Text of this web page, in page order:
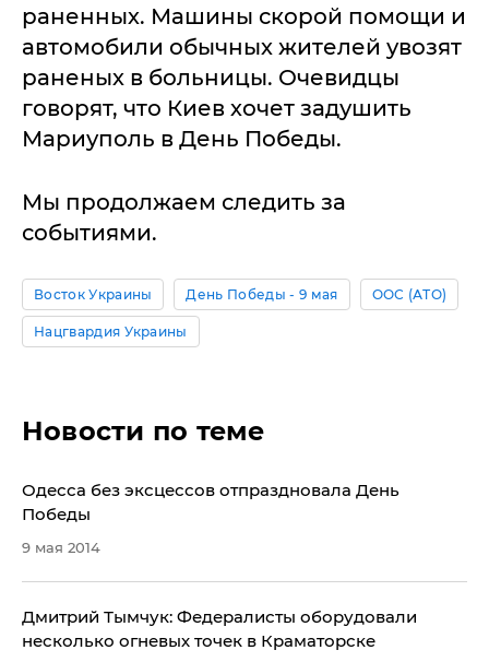
раненных. Машины скорой помощи и
автомобили обычных жителей увозят
раненых в больницы. Очевидцы
говорят, что Киев хочет задушить
Мариуполь в День Победы.
Мы продолжаем следить за
событиями.
Восток Украины День Победы - 9 мая ООС (АТО)
Нацгвардия Украины
Новости по теме
Одесса без эксцессов отпраздновала День
Победы
9 мая 2014
Дмитрий Тымчук: Федералисты оборудовали
несколько огневых точек в Краматорске